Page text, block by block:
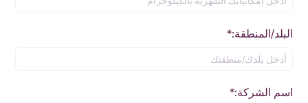
البلد/المنطقة:*
اسم الشركة:*